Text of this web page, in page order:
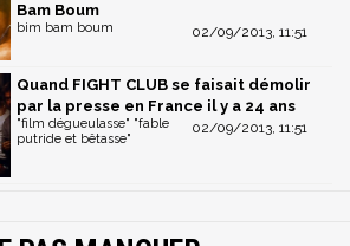
Bam Boum
02/09/2013, 11:51
bim bam boum
Quand FIGHT CLUB se faisait démolir
par la presse en France il y a 24 ans
02/09/2013, 11:51
"film dégueulasse" "fable
putride et bêtasse"